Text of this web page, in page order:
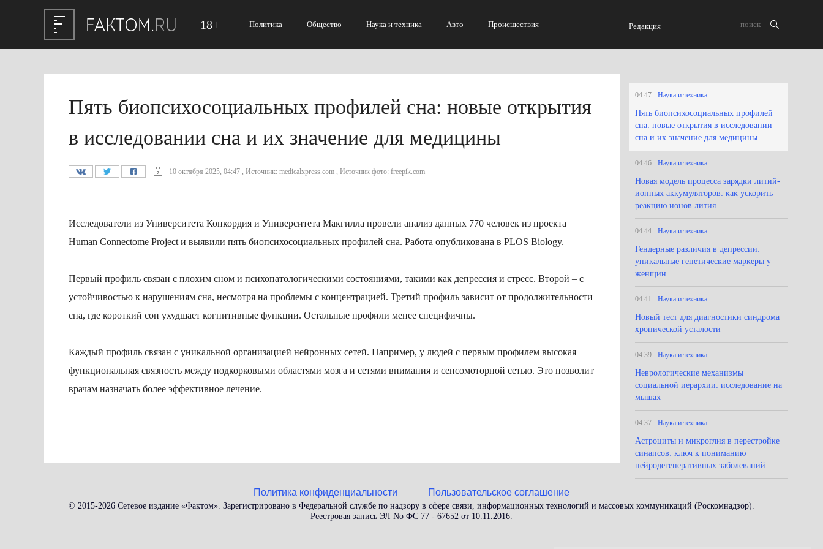
18+ Политика Общество Наука и техника Авто Происшествия Редакция
Пять биопсихосоциальных профилей сна: новые открытия
в исследовании сна и их значение для медицины
10 октября 2025, 04:47 , Источник: medicalxpress.com , Источник фото: freepik.com
Исследователи из Университета Конкордия и Университета Макгилла провели анализ данных 770 человек из проекта
Human Connectome Project и выявили пять биопсихосоциальных профилей сна. Работа опубликована в PLOS Biology.
Первый профиль связан с плохим сном и психопатологическими состояниями, такими как депрессия и стресс. Второй – с
устойчивостью к нарушениям сна, несмотря на проблемы с концентрацией. Третий профиль зависит от продолжительности
сна, где короткий сон ухудшает когнитивные функции. Остальные профили менее специфичны.
Каждый профиль связан с уникальной организацией нейронных сетей. Например, у людей с первым профилем высокая
функциональная связность между подкорковыми областями мозга и сетями внимания и сенсомоторной сетью. Это позволит
врачам назначать более эффективное лечение.
04:47 Наука и техника
Пять биопсихосоциальных профилей
сна: новые открытия в исследовании
сна и их значение для медицины
04:46 Наука и техника
Новая модель процесса зарядки литий-
ионных аккумуляторов: как ускорить
реакцию ионов лития
04:44 Наука и техника
Гендерные различия в депрессии:
уникальные генетические маркеры у
женщин
04:41 Наука и техника
Новый тест для диагностики синдрома
хронической усталости
04:39 Наука и техника
Неврологические механизмы
социальной иерархии: исследование на
мышах
04:37 Наука и техника
Астроциты и микроглия в перестройке
синапсов: ключ к пониманию
нейродегенеративных заболеваний
Политика конфиденциальности Пользовательское соглашение
© 2015-2026 Сетевое издание «Фактом». Зарегистрировано в Федеральной службе по надзору в сфере связи, информационных технологий и массовых коммуникаций (Роскомнадзор).
Реестровая запись ЭЛ No ФС 77 - 67652 от 10.11.2016.